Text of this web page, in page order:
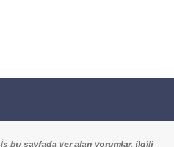
İş bu sayfada yer alan yorumlar, ilgili